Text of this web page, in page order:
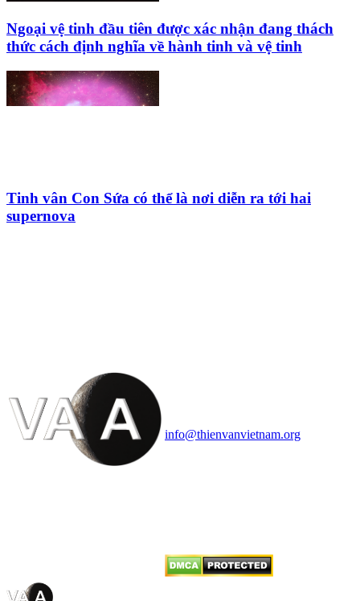
Ngoại vệ tinh đầu tiên được xác nhận đang thách
thức cách định nghĩa về hành tinh và vệ tinh
Tinh vân Con Sứa có thể là nơi diễn ra tới hai
supernova
info@thienvanvietnam.org